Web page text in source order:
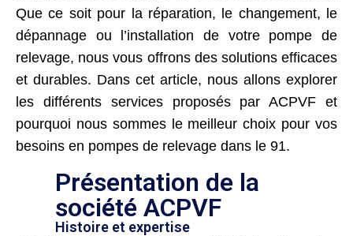
Que ce soit pour la réparation, le changement, le
dépannage ou l’installation de votre pompe de
relevage, nous vous offrons des solutions efficaces
et durables. Dans cet article, nous allons explorer
les différents services proposés par ACPVF et
pourquoi nous sommes le meilleur choix pour vos
besoins en pompes de relevage dans le 91.
Présentation de la
société ACPVF
Histoire et expertise